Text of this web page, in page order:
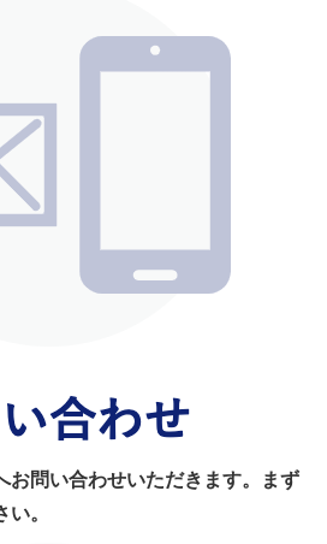
お問い合わせいただきます。まず
。